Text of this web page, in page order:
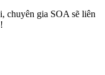
chuyên gia SOA sẽ liên